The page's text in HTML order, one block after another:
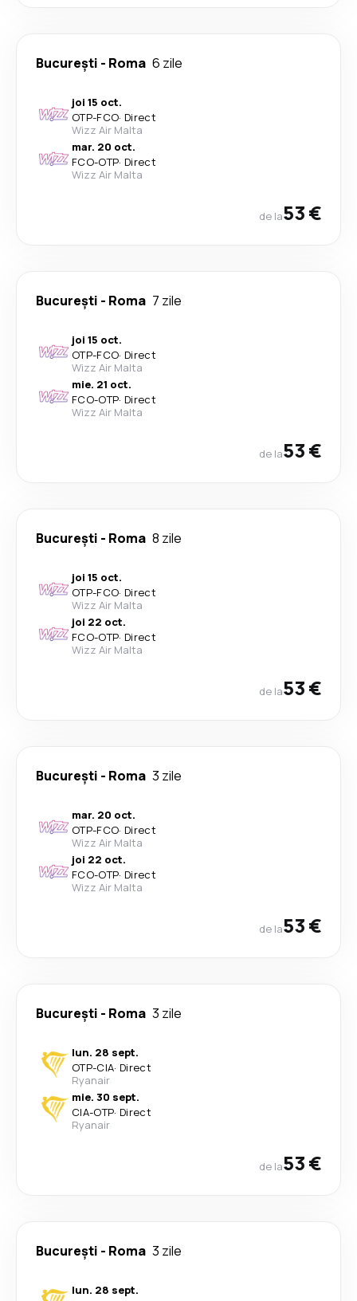
București - Roma 6 zile
joi 15 oct.
OTP-FCO· Direct
Wizz Air Malta
mar. 20 oct.
FCO-OTP· Direct
Wizz Air Malta
de la53 €
București - Roma 7 zile
joi 15 oct.
OTP-FCO· Direct
Wizz Air Malta
mie. 21 oct.
FCO-OTP· Direct
Wizz Air Malta
de la53 €
București - Roma 8 zile
joi 15 oct.
OTP-FCO· Direct
Wizz Air Malta
joi 22 oct.
FCO-OTP· Direct
Wizz Air Malta
de la53 €
București - Roma 3 zile
mar. 20 oct.
OTP-FCO· Direct
Wizz Air Malta
joi 22 oct.
FCO-OTP· Direct
Wizz Air Malta
de la53 €
București - Roma 3 zile
lun. 28 sept.
OTP-CIA· Direct
Ryanair
mie. 30 sept.
CIA-OTP· Direct
Ryanair
de la53 €
București - Roma 3 zile
lun. 28 sept.